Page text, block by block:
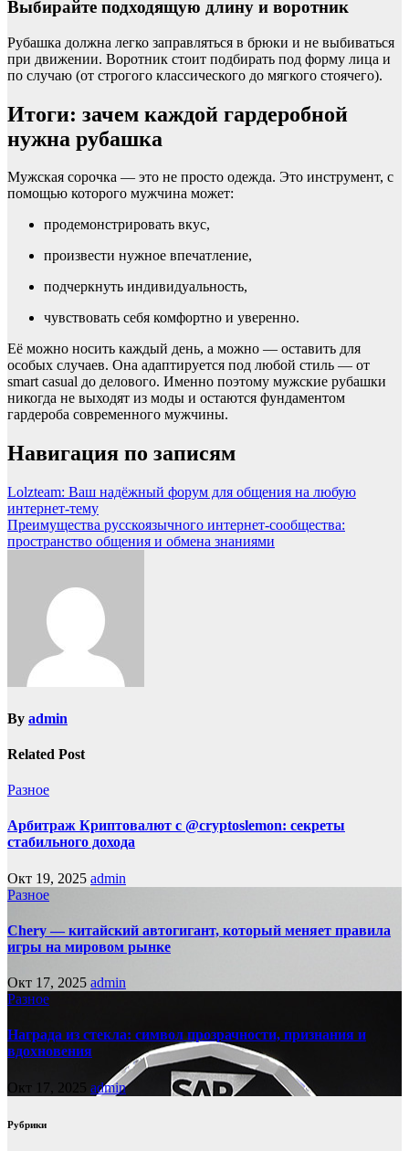
Выбирайте подходящую длину и воротник
Рубашка должна легко заправляться в брюки и не выбиваться
при движении. Воротник стоит подбирать под форму лица и
по случаю (от строгого классического до мягкого стоячего).
Итоги: зачем каждой гардеробной
нужна рубашка
Мужская сорочка — это не просто одежда. Это инструмент, с
помощью которого мужчина может:
продемонстрировать вкус,
произвести нужное впечатление,
подчеркнуть индивидуальность,
чувствовать себя комфортно и уверенно.
Её можно носить каждый день, а можно — оставить для
особых случаев. Она адаптируется под любой стиль — от
smart casual до делового. Именно поэтому мужские рубашки
никогда не выходят из моды и остаются фундаментом
гардероба современного мужчины.
Навигация по записям
Lolzteam: Ваш надёжный форум для общения на любую
интернет-тему
Преимущества русскоязычного интернет-сообщества:
пространство общения и обмена знаниями
By admin
Related Post
Разное
Арбитраж Криптовалют с @cryptoslemon: секреты
стабильного дохода
Окт 19, 2025 admin
Разное
Chery — китайский автогигант, который меняет правила
игры на мировом рынке
Окт 17, 2025 admin
Разное
Награда из стекла: символ прозрачности, признания и
вдохновения
Окт 17, 2025 admin
Рубрики